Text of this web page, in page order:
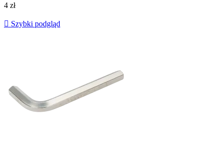
4 zł
 Szybki podgląd